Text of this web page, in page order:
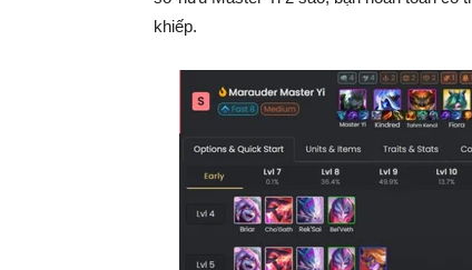
khiếp.